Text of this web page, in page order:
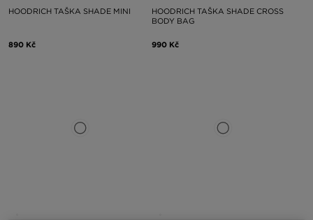
HOODRICH TAŠKA SHADE MINI
890 Kč
HOODRICH TAŠKA SHADE CROSS
BODY BAG
990 Kč